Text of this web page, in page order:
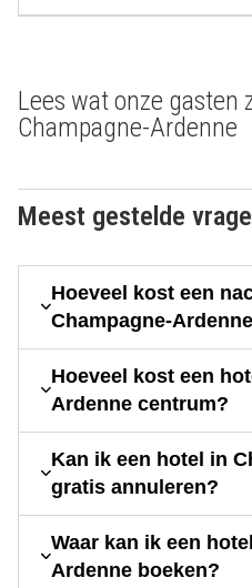
Lees wat onze gasten
Champagne-Ardenne
Meest gestelde
Hoeveel kost een
Champagne-
Hoeveel kost een
Ardenne centrum?
Kan ik een hotel in
gratis annuleren?
Waar kan ik een
Ardenne boeken?